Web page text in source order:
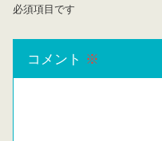
必須項目です
コメント ※